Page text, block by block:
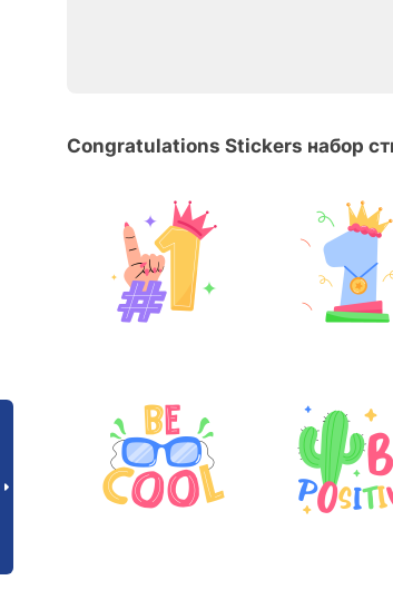
Congratulations Stickers набор